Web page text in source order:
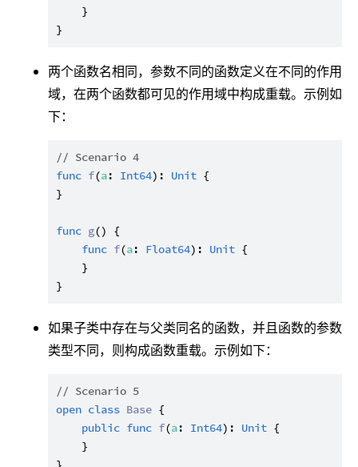
    }
两个函数名相同，参数不同的函数定义在不同的作用
域，在两个函数都可见的作用域中构成重载。示例如
下：
// Scenario 4
func f(a: Int64): Unit {
}
func g() {
func f(a: Float64): Unit {
    }
如果子类中存在与父类同名的函数，并且函数的参数
类型不同，则构成函数重载。示例如下：
// Scenario 5
open class Base {
public func f(a: Int64): Unit {
    }